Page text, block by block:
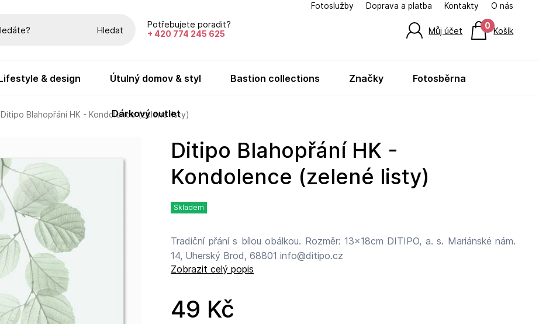
Ditipo Blahopřání HK -
Kondolence (zelené listy)
Skladem
Tradiční přání s bílou obálkou. Rozměr: 13x18cm DITIPO, a. s. Mariánské nám.
14, Uherský Brod, 68801 info@ditipo.cz
Zobrazit celý popis
49 Kč
Potřebujete poradit?
+ 420 774 245 625
Fotoslužby Doprava a platba Kontakty O nás
Hledat Můj účet Košík
0
Ditipo Blahopřání HK - Kondolence (zelené listy)
lifestyle & design útulný domov & styl bastion collections značky fotosběrna
dárkový outlet